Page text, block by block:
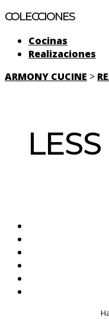
COLECCIONES
Cocinas
Realizaciones
ARMONY CUCINE >